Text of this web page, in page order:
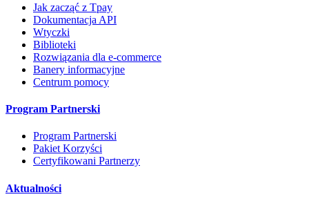
Jak zacząć z Tpay
Dokumentacja API
Wtyczki
Biblioteki
Rozwiązania dla e-commerce
Banery informacyjne
Centrum pomocy
Program Partnerski
Program Partnerski
Pakiet Korzyści
Certyfikowani Partnerzy
Aktualności